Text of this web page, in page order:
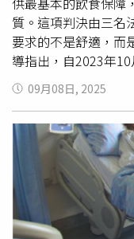
質。這項判決由三名
要求的不是舒適，而
導指出，自2023年
1,200人死亡後，以
（Gaza）與約旦河
勒斯坦人。當中許多
後，這些人抱怨關押
醫療與
疥瘡流行。人
（Gisha）去年向法
囚犯的食物供應。根
三餐，維持「基本
與最惡劣的敵人同流
09月08日, 2025